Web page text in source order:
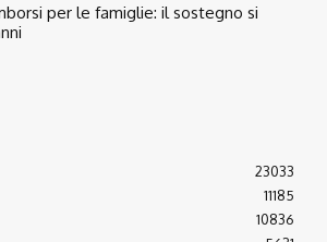
per le famiglie: il sostegno si
23033
11185
10836